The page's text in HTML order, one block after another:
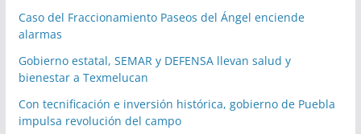
Caso del Fraccionamiento Paseos del Ángel enciende
alarmas
Gobierno estatal, SEMAR y DEFENSA llevan salud y
bienestar a Texmelucan
Con tecnificación e inversión histórica, gobierno de Puebla
impulsa revolución del campo